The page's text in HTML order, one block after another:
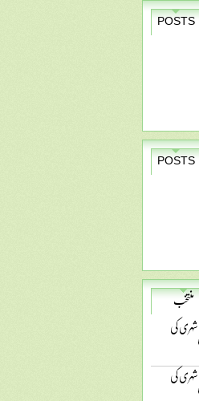
POSTS
POSTS
منتخب
کی
کی